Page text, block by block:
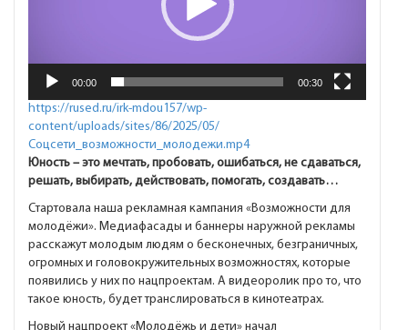
00:00 00:30
https://rused.ru/irk-mdou157/wp-
content/uploads/sites/86/2025/05/
Соцсети_возможности_молодежи.mp4
Юность – это мечтать, пробовать, ошибаться, не сдаваться,
решать, выбирать, действовать, помогать, создавать…
Стартовала наша рекламная кампания «Возможности для
молодёжи». Медиафасады и баннеры наружной рекламы
расскажут молодым людям о бесконечных, безграничных,
огромных и головокружительных возможностях, которые
появились у них по нацпроектам. А видеоролик про то, что
такое юность, будет транслироваться в кинотеатрах.
Новый нацпроект «Молодёжь и дети» начал